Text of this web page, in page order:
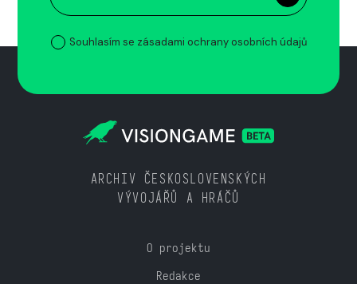
Souhlasím se zásadami ochrany osobních údajů
ARCHIV ČESKOSLOVENSKÝCH
VÝVOJÁŘŮ A HRÁČŮ
O projektu
Redakce